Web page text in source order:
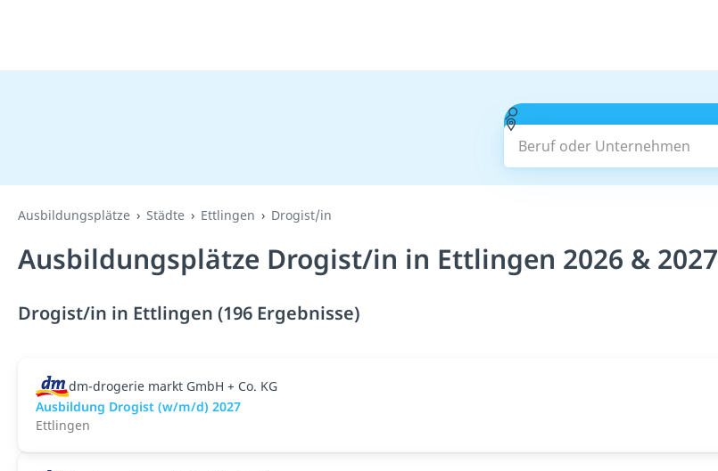
Beruf oder Unternehmen
Ausbildungsplätze Städte Ettlingen Drogist/in
Ausbildungsplätze Drogist/in in Ettlingen 2026 & 2027
Drogist/in in Ettlingen (196 Ergebnisse)
dm-drogerie markt GmbH + Co. KG
Ausbildung Drogist (w/m/d) 2027
Ettlingen